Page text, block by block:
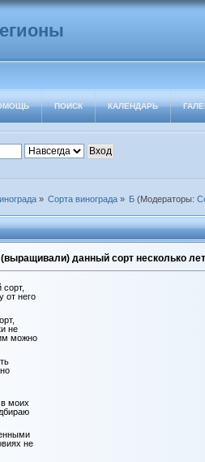
ПОИСК КАЛЕНДАРЬ
» Сорта винограда» Б (Модераторы:
данный сорт несколько
от него
не
можно
моих
не